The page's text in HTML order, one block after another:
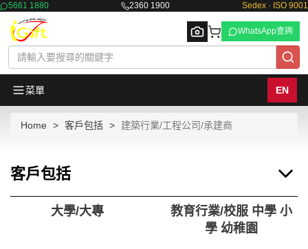
5661 1880 2360 1900 Sedex · ISO 9001
Browse
WhatsApp查詢
菜單 EN
Home 客戶包括 建築行業/工程公司/承建商
客戶包括
大學/大專
教育行業/校服 中學 小
學 幼稚園